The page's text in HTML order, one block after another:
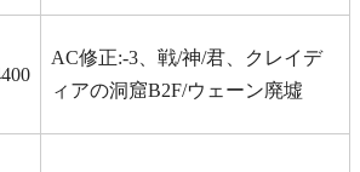
AC修正:-3、戦/神/君、クレイデ
ィアの洞窟B2F/ウェーン廃墟